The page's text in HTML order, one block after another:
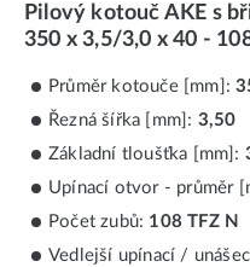
Pilový kotouč AKE s
350 x 3,5/3,0 x 40 -
Průměr kotouče [mm]:
Řezná šířka [mm]: 3,50
Základní tloušťka [mm]:
Upínací otvor - průměr
Počet zubů: 108 TFZ N
Vedlejší upínací /